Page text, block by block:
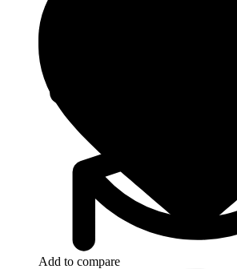
Add to compare